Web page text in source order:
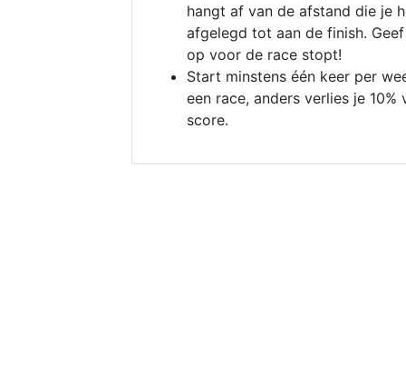
hangt af van de afstand die je
afgelegd tot aan de finish.
op voor de race stopt!
Start minstens één keer per
een race, anders verlies je 10%
score.